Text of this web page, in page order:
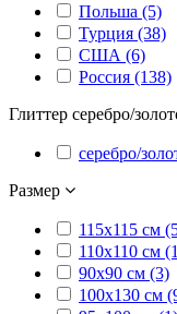
Польша (5)
Турция (38)
США (6)
Россия (138)
Глиттер серебро/
серебро/
Размер
115х115 см
110х110 см
90x90 см (3)
100х130 см